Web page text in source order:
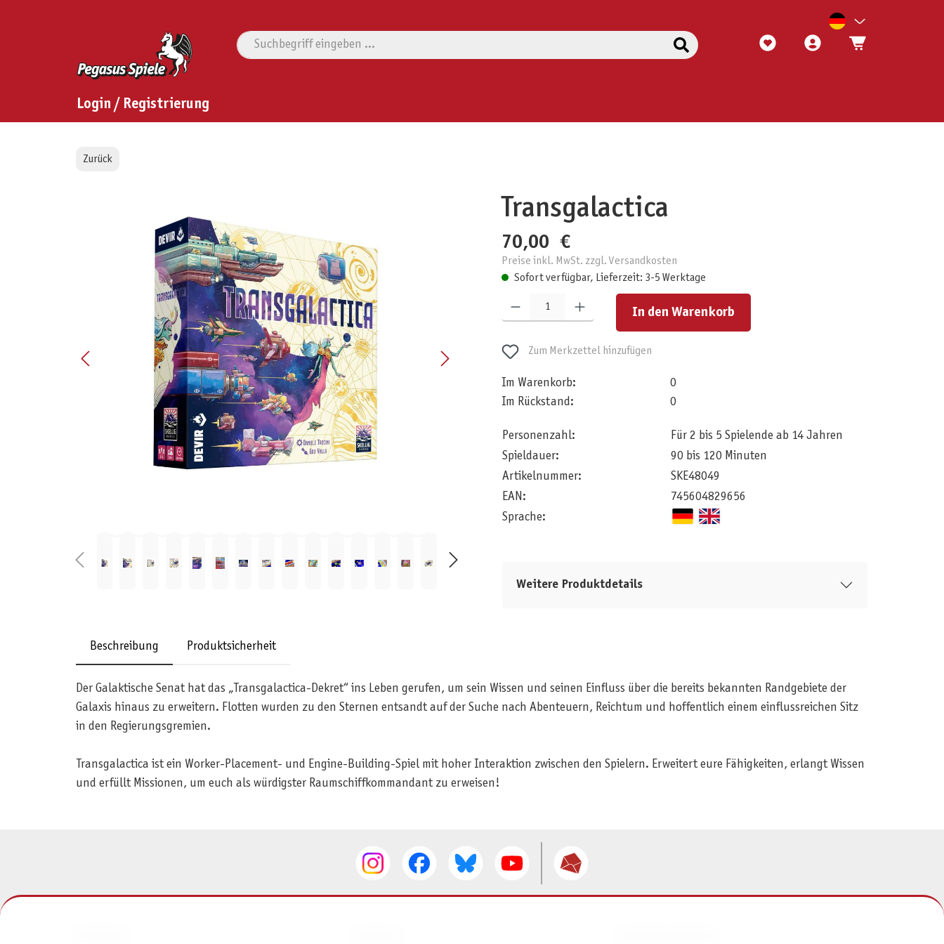
Login / Registrierung
Zurück
Transgalactica
70,00 €
Preise inkl. MwSt. zzgl. Versandkosten
Sofort verfügbar, Lieferzeit: 3-5 Werktage
In den Warenkorb
Zum Merkzettel hinzufügen
Im Warenkorb:
0
Im Rückstand:
0
Personenzahl:
Für 2 bis 5 Spielende ab 14 Jahren
Spieldauer:
90 bis 120 Minuten
Artikelnummer:
SKE48049
EAN:
745604829656
Sprache:
Weitere Produktdetails
Beschreibung Produktsicherheit
Der Galaktische Senat hat das „Transgalactica-Dekret“ ins Leben gerufen, um sein Wissen und seinen Einfluss über die bereits bekannten Randgebiete der
Galaxis hinaus zu erweitern. Flotten wurden zu den Sternen entsandt auf der Suche nach Abenteuern, Reichtum und hoffentlich einem einflussreichen Sitz
in den Regierungsgremien.
Transgalactica ist ein Worker-Placement- und Engine-Building-Spiel mit hoher Interaktion zwischen den Spielern. Erweitert eure Fähigkeiten, erlangt Wissen
und erfüllt Missionen, um euch als würdigster Raumschiffkommandant zu erweisen!